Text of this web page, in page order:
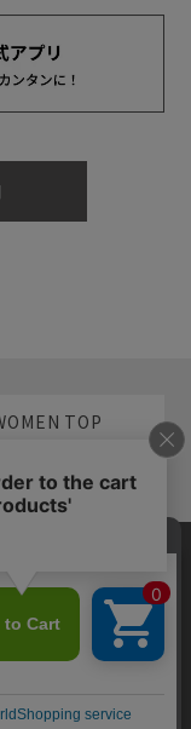
TOP
最適な提供、トラフィ
サイトの閲覧を継続
します。詳細について